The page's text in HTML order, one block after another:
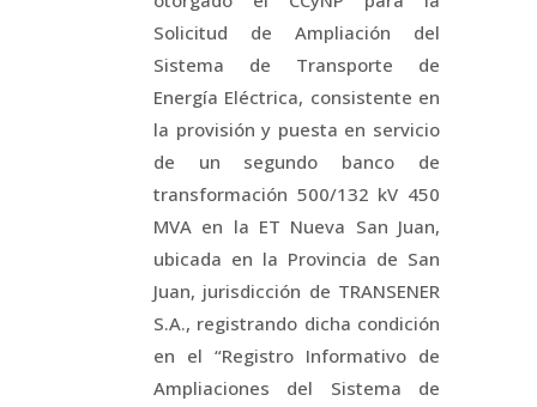
Solicitud de Ampliación del
Sistema de Transporte de
Energía Eléctrica, consistente en
la provisión y puesta en servicio
de un segundo banco de
transformación 500/132 kV 450
MVA en la ET Nueva San Juan,
ubicada en la Provincia de San
Juan, jurisdicción de TRANSENER
S.A., registrando dicha condición
en el “Registro Informativo de
Ampliaciones del Sistema de